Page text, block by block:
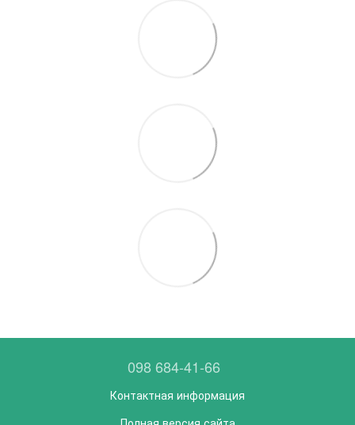
098 684-41-66
Контактная информация